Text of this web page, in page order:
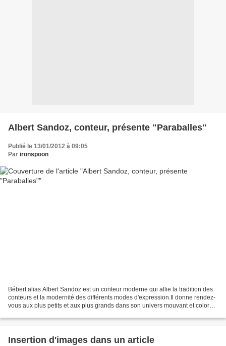
Albert Sandoz, conteur, présente "Paraballes"
Publié le 13/01/2012 à 09:05
Par ironspoon
Bébert alias Albert Sandoz est un conteur moderne qui allie la tradition des
conteurs et la modernité des différents modes d'expression.Il donne rendez-
vous aux plus petits et aux plus grands dans son univers mouvant et coloré
Insertion d'images dans un article